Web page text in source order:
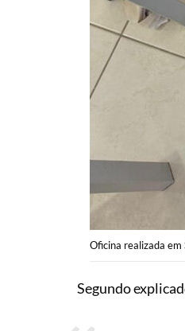
Oficina realizada
Segundo